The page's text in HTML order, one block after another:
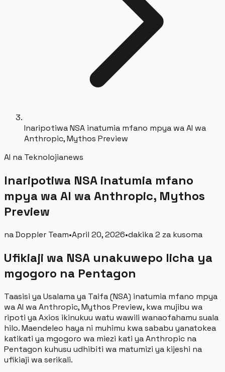
Inaripotiwa NSA inatumia mfano mpya wa AI wa
Anthropic, Mythos Preview
AI na Teknolojianews
Inaripotiwa NSA inatumia mfano
mpya wa AI wa Anthropic, Mythos
Preview
naDoppler Team•April 20, 2026•dakika 2 za kusoma
Ufikiaji wa NSA unakuwepo licha ya
mgogoro na Pentagon
Taasisi ya Usalama ya Taifa (NSA) inatumia mfano mpya
wa AI wa Anthropic, Mythos Preview, kwa mujibu wa
ripoti ya Axios ikinukuu watu wawili wanaofahamu suala
hilo. Maendeleo haya ni muhimu kwa sababu yanatokea
katikati ya mgogoro wa miezi kati ya Anthropic na
Pentagon kuhusu udhibiti wa matumizi ya kijeshi na
ufikiaji wa serikali.